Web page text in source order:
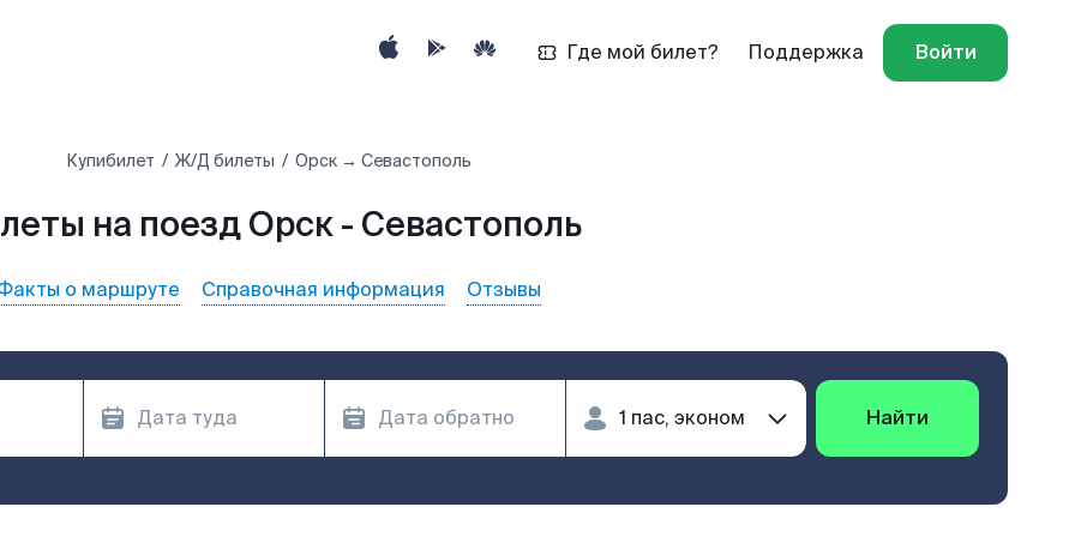
Где мой билет? Поддержка Войти
Купибилет Ж/Д билеты Орск → Севастополь
на поезд Орск - Севастополь
о маршруте Справочная информация Отзывы
Найти